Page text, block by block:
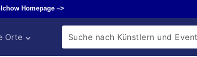
Homepage –>